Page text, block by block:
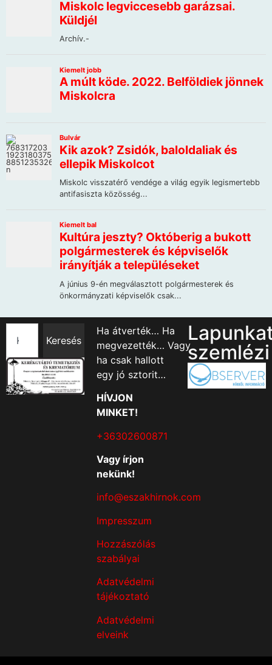
Keresés
Ha átverték… Ha
megvezették… Vagy
ha csak hallott
egy jó sztorit…
HÍVJON
MINKET!
+36302600871
Vagy írjon
nekünk!
info@eszakhirnok.com
Impresszum
Hozzászólás
szabályai
Adatvédelmi
tájékoztató
Adatvédelmi
elveink
szemlézi